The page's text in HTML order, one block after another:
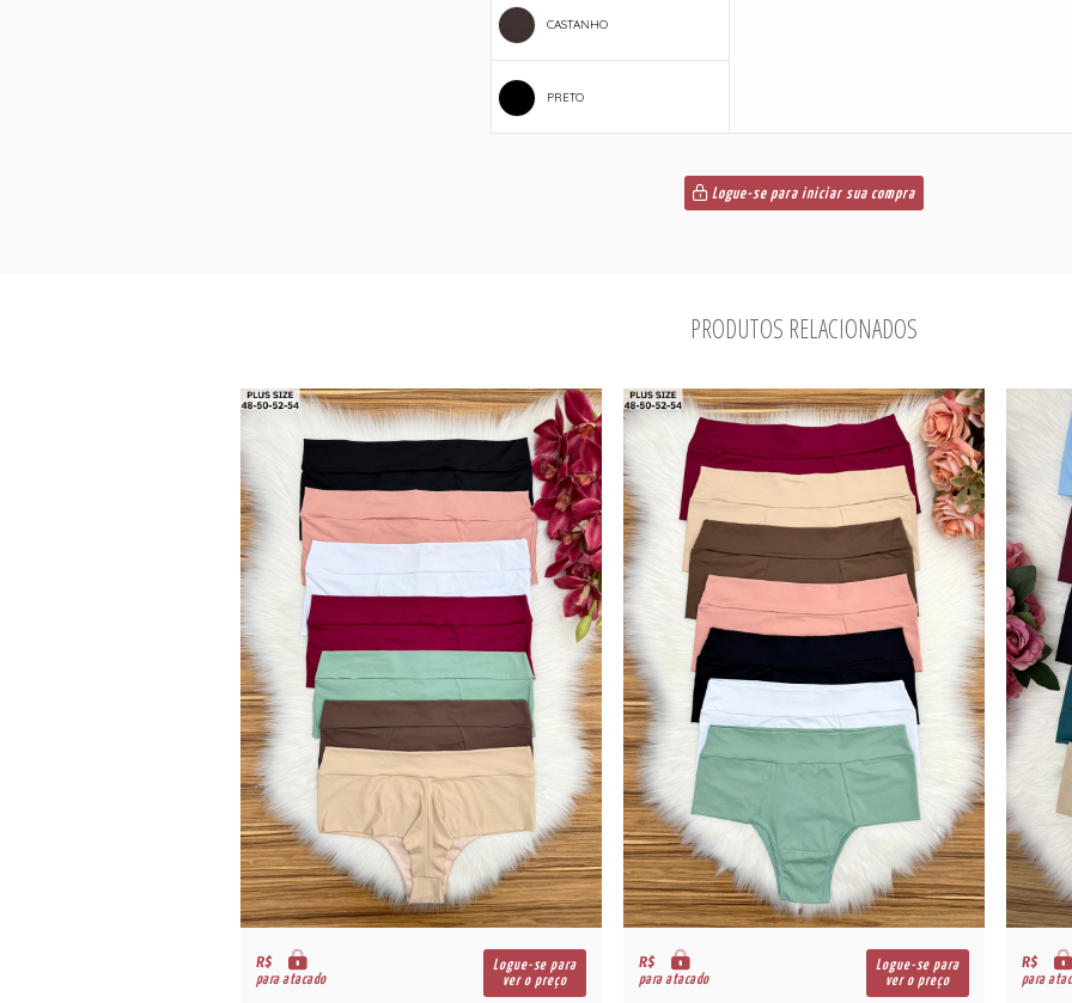
CASTANHO
PRETO
Logue-se para iniciar sua compra
PRODUTOS RELACIONADOS
R$
para atacado
Logue-se para
ver o preço
R$
para atacado
Logue-se para
ver o preço
R$
para